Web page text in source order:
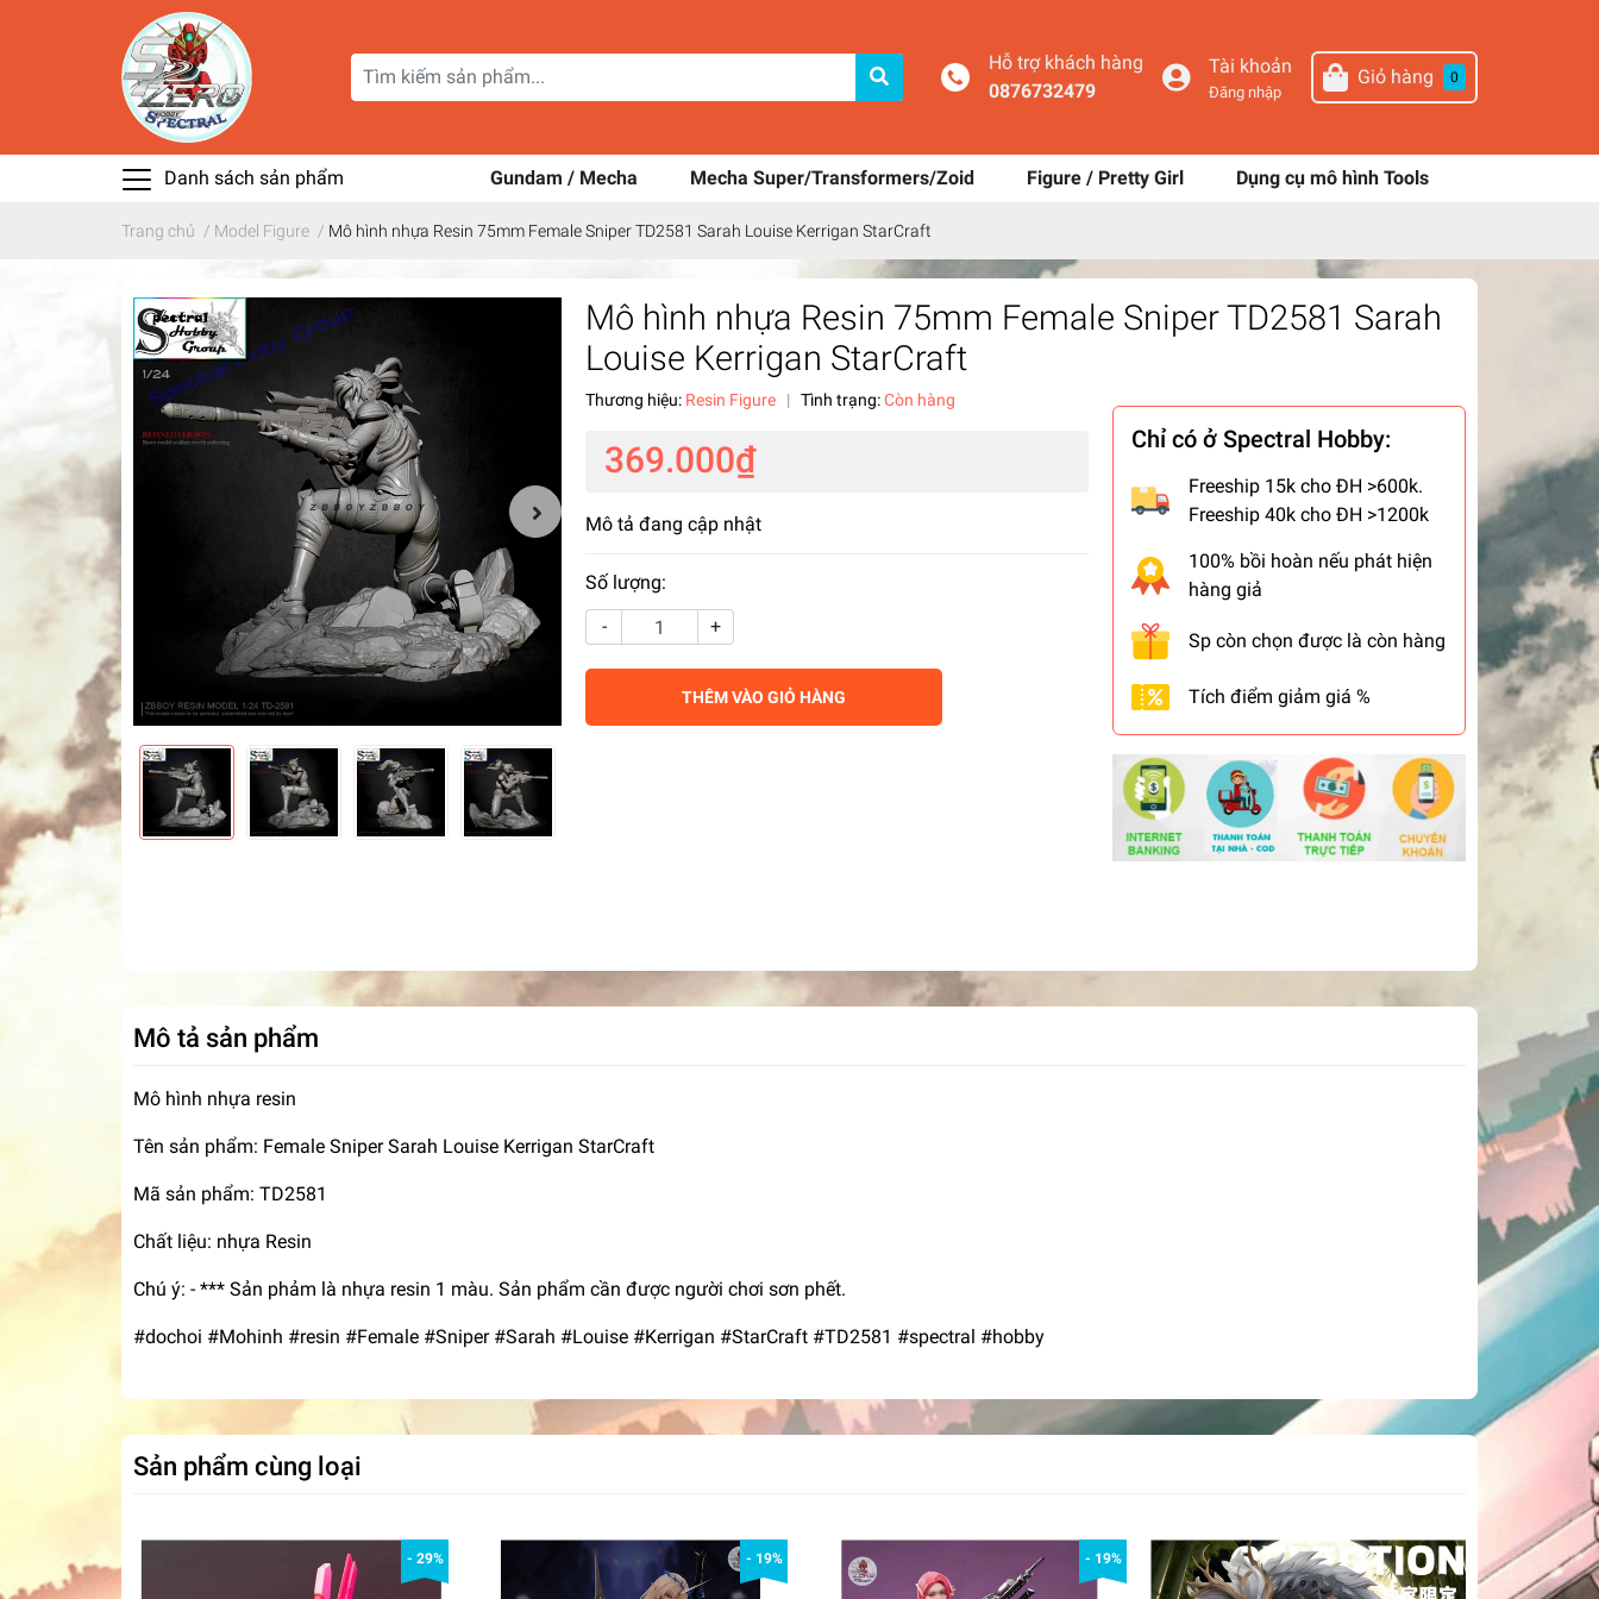
Hỗ trợ khách hàng
0876732479
Tài khoản
Đăng nhập
Giỏ hàng 0
Danh sách sản phẩm Gundam / Mecha Mecha Super/Transformers/Zoid Figure / Pretty Girl Dụng cụ mô hình Tools
Trang chủ / Model Figure / Mô hình nhựa Resin 75mm Female Sniper TD2581 Sarah Louise Kerrigan StarCraft
Mô hình nhựa Resin 75mm Female Sniper TD2581 Sarah
Louise Kerrigan StarCraft
Thương hiệu: Resin Figure | Tình trạng:Còn hàng
369.000₫
Mô tả đang cập nhật
Số lượng:
-
+
THÊM VÀO GIỎ HÀNG
Chỉ có ở Spectral Hobby:
Freeship 15k cho ĐH >600k.
Freeship 40k cho ĐH >1200k
100% bồi hoàn nếu phát hiện
hàng giả
Sp còn chọn được là còn hàng
Tích điểm giảm giá %
Mô tả sản phẩm
Mô hình nhựa resin
Tên sản phẩm: Female Sniper Sarah Louise Kerrigan StarCraft
Mã sản phẩm: TD2581
Chất liệu: nhựa Resin
Chú ý: - *** Sản phảm là nhựa resin 1 màu. Sản phẩm cần được người chơi sơn phết.
#dochoi #Mohinh #resin #Female #Sniper #Sarah #Louise #Kerrigan #StarCraft #TD2581 #spectral #hobby
Sản phẩm cùng loại
- 29% - 19% - 19%